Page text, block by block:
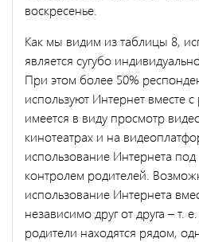
воскресенье.
Как мы видим из таблицы 8,
является сугубо
При этом более 50%
используют Интернет вместе
имеется в виду просмотр
кинотеатрах и на
использование Интернета
контролем родителей.
использование Интернета
независимо друг от друга – т.
родители находятся рядом,